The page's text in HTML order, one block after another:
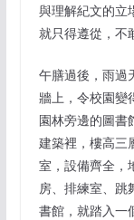
與理解紀文的立
就只得遵從，不
午膳過後，雨過
牆上，令校園變
園林旁邊的圖書
建築裡，樓高三
室，設備齊全，
房、排練室、跳
書館，就踏入一